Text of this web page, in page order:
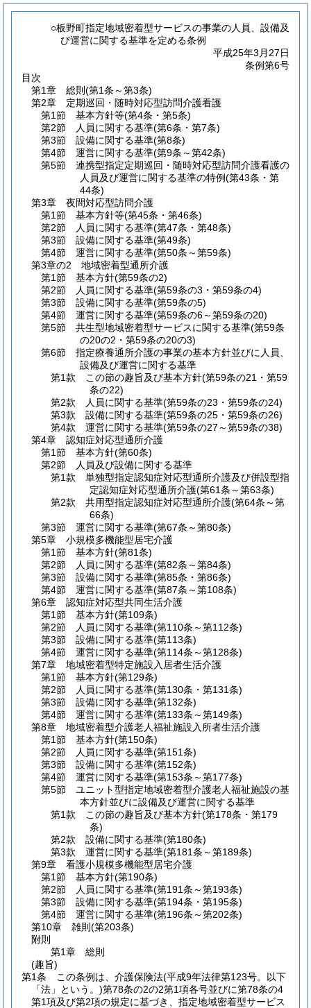
○板野町指定地域密着型サービスの事業の人員、設備及
び運営に関する基準を定める条例
平成25年3月27日
条例第6号
目次
第1章
総則 (第1条～第3条)
第2章
定期巡回・随時対応型訪問介護看護
第1節
基本方針等(第4条・第5条)
第2節
人員に関する基準(第6条・第7条)
第3節
設備に関する基準(第8条)
第4節
運営に関する基準(第9条～第42条)
第5節
連携型指定定期巡回・随時対応型訪問介護看護の
人員及び運営に関する基準の特例(第43条・第
44条)
第3章
夜間対応型訪問介護
第1節
基本方針等(第45条・第46条)
第2節
人員に関する基準(第47条・第48条)
第3節
設備に関する基準(第49条)
第4節
運営に関する基準(第50条～第59条)
第3章の2
地域密着型通所介護
第1節
基本方針(第59条の2)
第2節
人員に関する基準(第59条の3・第59条の4)
第3節
設備に関する基準(第59条の5)
第4節
運営に関する基準(第59条の6～第59条の20)
第5節
共生型地域密着型サービスに関する基準(第59条
の20の2・第59条の20の3)
第6節
指定療養通所介護の事業の基本方針並びに人員、
設備及び運営に関する基準
第1款
この節の趣旨及び基本方針(第59条の21・第59
条の22)
第2款
人員に関する基準(第59条の23・第59条の24)
第3款
設備に関する基準(第59条の25・第59条の26)
第4款
運営に関する基準(第59条の27～第59条の38)
第4章
認知症対応型通所介護
第1節
基本方針(第60条)
第2節
人員及び設備に関する基準
第1款
単独型指定認知症対応型通所介護及び併設型指
定認知症対応型通所介護(第61条～第63条)
第2款
共用型指定認知症対応型通所介護(第64条～第
66条)
第3節
運営に関する基準(第67条～第80条)
第5章
小規模多機能型居宅介護
第1節
基本方針(第81条)
第2節
人員に関する基準(第82条～第84条)
第3節
設備に関する基準(第85条・第86条)
第4節
運営に関する基準(第87条～第108条)
第6章
認知症対応型共同生活介護
第1節
基本方針(第109条)
第2節
人員に関する基準(第110条～第112条)
第3節
設備に関する基準(第113条)
第4節
運営に関する基準(第114条～第128条)
第7章
地域密着型特定施設入居者生活介護
第1節
基本方針(第129条)
第2節
人員に関する基準(第130条・第131条)
第3節
設備に関する基準(第132条)
第4節
運営に関する基準(第133条～第149条)
第8章
地域密着型介護老人福祉施設入所者生活介護
第1節
基本方針(第150条)
第2節
人員に関する基準(第151条)
第3節
設備に関する基準(第152条)
第4節
運営に関する基準(第153条～第177条)
第5節
ユニット型指定地域密着型介護老人福祉施設の基
本方針並びに設備及び運営に関する基準
第1款
この節の趣旨及び基本方針(第178条・第179
条)
第2款
設備に関する基準(第180条)
第3款
運営に関する基準(第181条～第189条)
第9章
看護小規模多機能型居宅介護
第1節
基本方針(第190条)
第2節
人員に関する基準(第191条～第193条)
第3節
設備に関する基準(第194条・第195条)
第4節
運営に関する基準(第196条～第202条)
第10章
雑則 (第203条)
附則
第1章
総則
(趣旨)
第1条
この条例は、介護保険法(平成9年法律第123号。以下
「法」という。)第78条の2の2第1項各号並びに第78条の4
第1項及び第2項の規定に基づき、指定地域密着型サービス